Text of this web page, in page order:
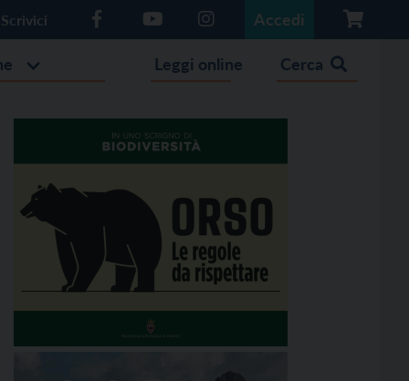
Scrivici Accedi
Leggi online Cerca